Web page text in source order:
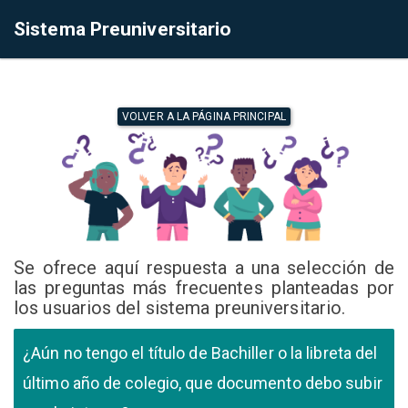
Sistema Preuniversitario
VOLVER A LA PÁGINA PRINCIPAL
Se ofrece aquí respuesta a una selección de
las preguntas más frecuentes planteadas por
los usuarios del sistema preuniversitario.
¿Aún no tengo el título de Bachiller o la libreta del
último año de colegio, que documento debo subir